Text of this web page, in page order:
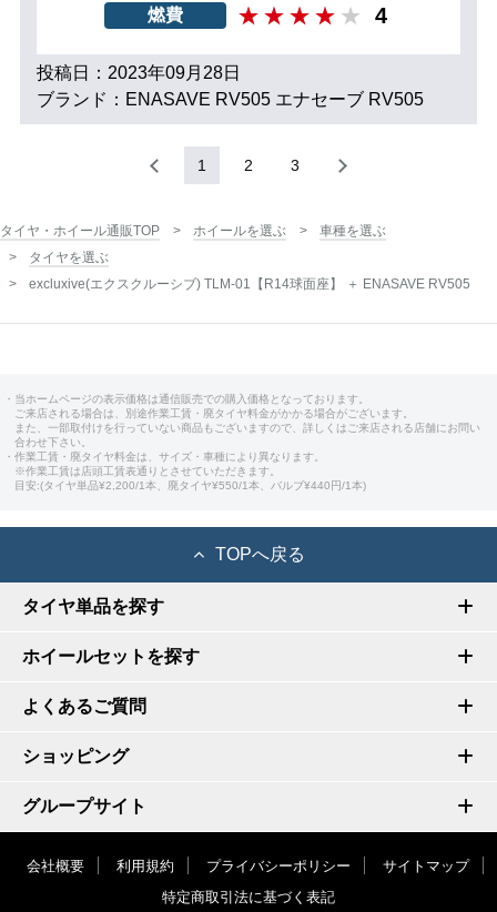
燃費 4
投稿日：2023年09月28日
ブランド：ENASAVE RV505 エナセーブ RV505
1 2 3
タイヤ・ホイール通販TOP ホイールを選ぶ
車種を選ぶ
タイヤを選ぶ
excluxive(エクスクルーシブ) TLM-01【R14球面座】 ＋ ENASAVE RV505
・当ホームページの表示価格は通信販売での購入価格となっております。
ご来店される場合は、別途作業工賃・廃タイヤ料金がかかる場合がございます。
また、一部取付けを行っていない商品もございますので、詳しくはご来店される店舗にお問い
合わせ下さい。
・作業工賃・廃タイヤ料金は、サイズ・車種により異なります。
※作業工賃は店頭工賃表通りとさせていただきます。
目安:(タイヤ単品¥2,200/1本、廃タイヤ¥550/1本、バルブ¥440円/1本)
TOPへ戻る
タイヤ単品を探す
ホイールセットを探す
よくあるご質問
ショッピング
グループサイト
会社概要 利用規約 プライバシーポリシー
サイトマップ
特定商取引法に基づく表記